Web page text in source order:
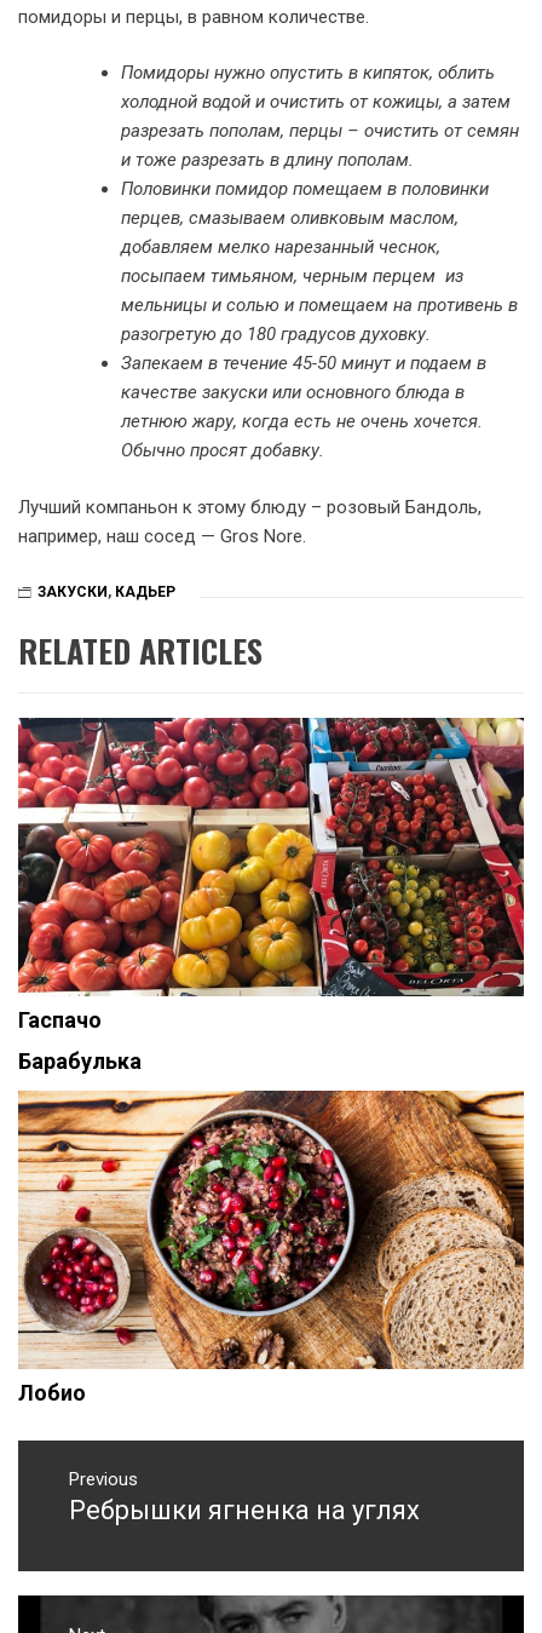
помидоры и перцы, в равном количестве.
Помидоры нужно опустить в кипяток, облить
холодной водой и очистить от кожицы, а затем
разрезать пополам, перцы – очистить от семян
и тоже разрезать в длину пополам.
Половинки помидор помещаем в половинки
перцев, смазываем оливковым маслом,
добавляем мелко нарезанный чеснок,
посыпаем тимьяном, черным перцем из
мельницы и солью и помещаем на противень в
разогретую до 180 градусов духовку.
Запекаем в течение 45-50 минут и подаем в
качестве закуски или основного блюда в
летнюю жару, когда есть не очень хочется.
Обычно просят добавку.
Лучший компаньон к этому блюду – розовый Бандоль,
например, наш сосед — Gros Nore.
ЗАКУСКИ , КАДЬЕР
RELATED ARTICLES
Гаспачо
Барабулька
Лобио
Навигация
записям
Previous
Previous
Ребрышки ягненка на углях